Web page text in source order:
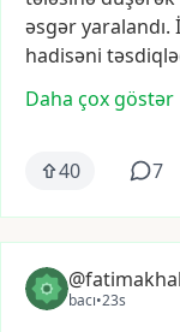
əsgəryaralandı.
hadisəni
Daha çox göstər
40 7
bacı•23s